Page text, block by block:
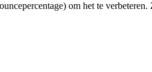
om het te